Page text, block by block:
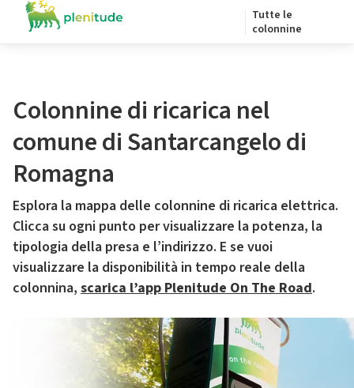
Tutte le
colonnine
Colonnine di ricarica nel
comune di Santarcangelo di
Romagna
Esplora la mappa delle colonnine di ricarica elettrica.
Clicca su ogni punto per visualizzare la potenza, la
tipologia della presa e l’indirizzo. E se vuoi
visualizzare la disponibilità in tempo reale della
colonnina, scarica l’app Plenitude On The Road.